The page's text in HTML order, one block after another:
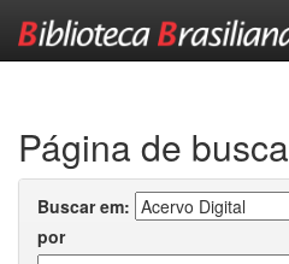
Página de busca
Buscar em:
por